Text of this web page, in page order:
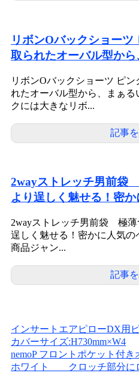
リボンOバックショー
取られたオーバル型から
リボンOバックショーツ ピ
れたオーバル型から、まぁ
クには大きなリボ...
記事
2wayストレッチ男前
より逞しく魅せる！密
2wayストレッチ男前袋 極
逞しく魅せる！密かに人気の
商品ジャン...
記事
インサートエアピローDX
カバーサイズ:H730mm×W4
nemoP フロントポケット付
ホワイト クロッチ部分に